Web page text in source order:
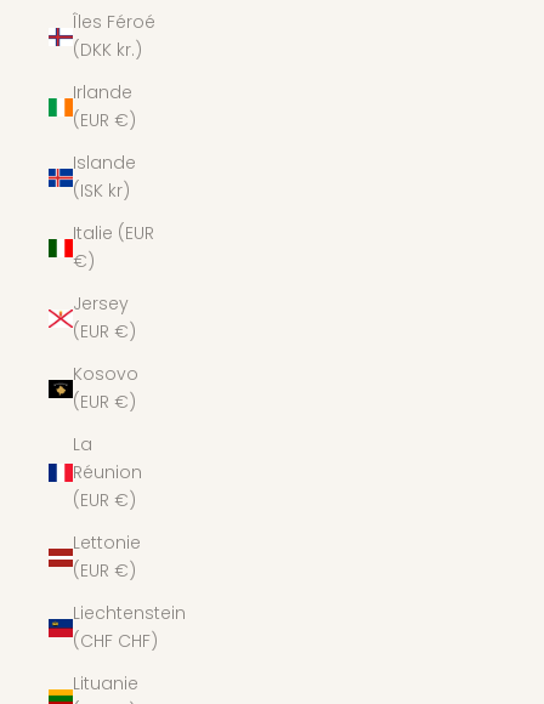
Îles Féroé
(DKK kr.)
Irlande
(EUR €)
Islande
(ISK kr)
Italie (EUR
€)
Jersey
(EUR €)
Kosovo
(EUR €)
La
Réunion
(EUR €)
Lettonie
(EUR €)
Liechtenstein
(CHF CHF)
Lituanie